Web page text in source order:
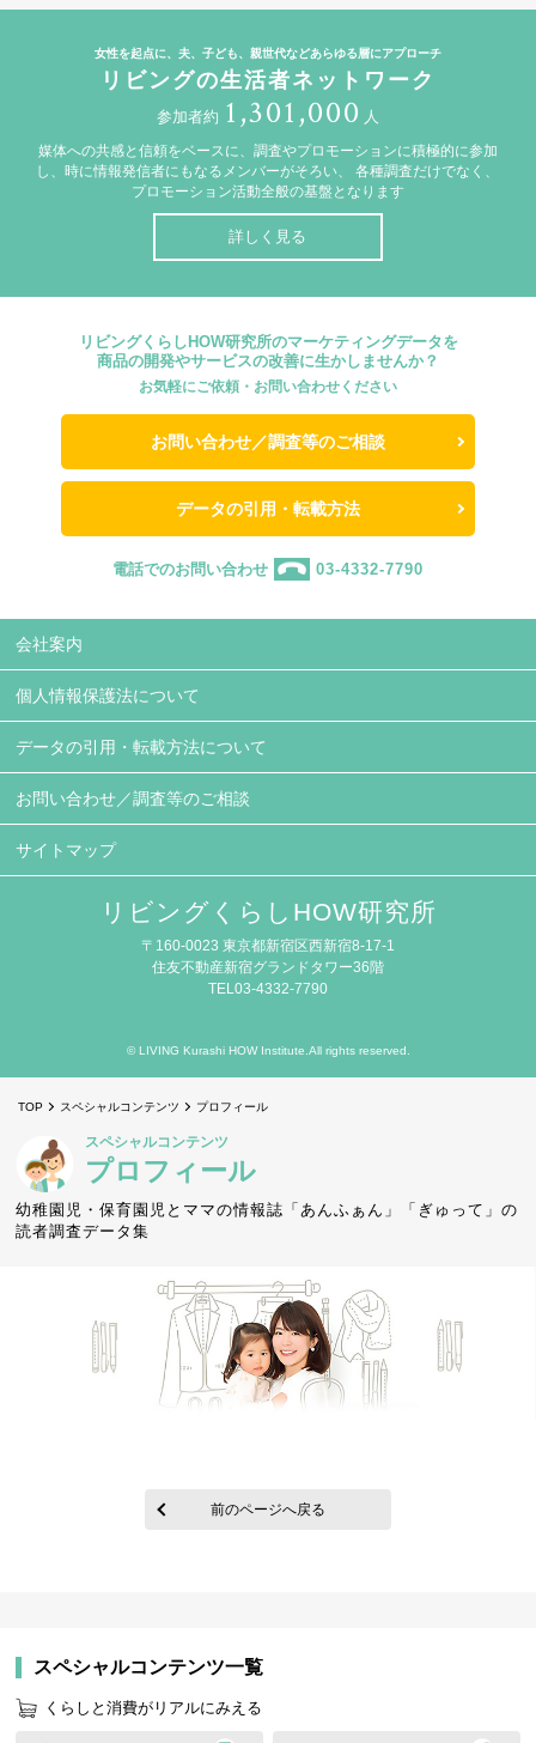
女性を起点に、夫、子ども、親世代などあらゆる層にアプローチ
リビングの生活者ネットワーク
参加者約 1,301,000 人
媒体への共感と信頼をベースに、調査やプロモーションに積極的に参加
し、時に情報発信者にもなるメンバーがそろい、
各種調査だけでなく、
プロモーション活動全般の基盤となります
詳しく見る
リビングくらしHOW研究所のマーケティングデータを
商品の開発やサービスの改善に生かしませんか？
お気軽にご依頼・お問い合わせください
お問い合わせ／調査等のご相談
データの引用・転載方法
電話でのお問い合わせ 03-4332-7790
会社案内
個人情報保護法について
データの引用・転載方法について
お問い合わせ／調査等のご相談
サイトマップ
リビングくらしHOW研究所
〒160-0023 東京都新宿区西新宿8-17-1
住友不動産新宿グランドタワー36階
TEL03-4332-7790
© LIVING Kurashi HOW Institute.All rights reserved.
TOP スペシャルコンテンツ プロフィール
スペシャルコンテンツ
プロフィール
幼稚園児・保育園児とママの情報誌「あんふぁん」「ぎゅって」の
読者調査データ集
前のページへ戻る
スペシャルコンテンツ一覧
くらしと消費がリアルにみえる